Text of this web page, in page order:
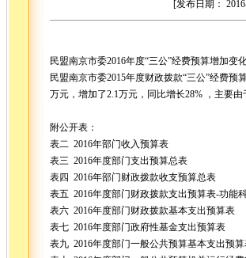
[发布日期：
民盟南京市委2016年度“三公”经费预算增加变
民盟南京市委2015年度财政拨款“三公”经费预
万元，增加了2.1万元，同比增长28% ，主要
附公开表：
表二 2016年部门收入预算表
表三 2016年度部门支出预算总表
表四 2016年部门财政拨款收支预算总表
表五 2016年度部门财政拨款支出预算表-功能
表六 2016年度部门财政拨款基本支出预算表
表七 2016年度部门政府性基金支出预算表
表九 2016年度部门一般公共预算基本支出预